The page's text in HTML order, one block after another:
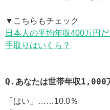
▼こちらもチェック
日本人の平均年収400万円
手取りはいくら？
Q.あなたは世帯年収1,000
「はい」……10.0％